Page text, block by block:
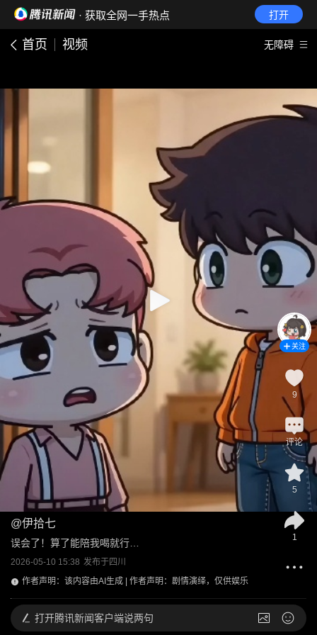
· 获取全网一手热点 打开
首页 视频 无障碍
@伊拾七
误会了！算了能陪我喝就行…
2026-05-10 15:38 发布于四川
作者声明：该内容由AI生成 | 作者声明：剧情演绎，仅供娱乐
关注
9
评论
5
1
打开腾讯新闻客户端说两句